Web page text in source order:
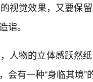
视觉效果，又要保
诣。
人物的立体感跃然
有一种“身临其境”